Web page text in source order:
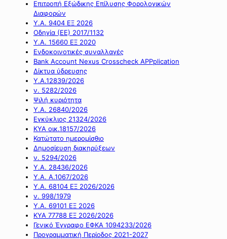
Επιτροπή Εξώδικης Επίλυσης Φορολογικών
Διαφορών
Υ.Α. 9404 ΕΞ 2026
Οδηγία (ΕΕ) 2017/1132
Υ.Α. 15660 ΕΞ 2020
Ενδοκοινοτικές συναλλαγές
Bank Account Nexus Crosscheck APPplication
Δίκτυα ύδρευσης
Υ.Α.12839/2026
ν. 5282/2026
Ψιλή κυριότητα
Υ.Α. 26840/2026
Εγκύκλιος 21324/2026
ΚΥΑ οικ.18157/2026
Κατώτατο ημερομίσθιο
Δημοσίευση διακηρύξεων
ν. 5294/2026
Υ.Α. 28436/2026
Υ.Α. Α.1067/2026
Υ.Α. 68104 ΕΞ 2026/2026
ν. 998/1979
Υ.Α. 69101 ΕΞ 2026
ΚΥΑ 77788 ΕΞ 2026/2026
Γενικό Έγγραφο ΕΦΚΑ 1094233/2026
Προγραμματική Περίοδος 2021-2027